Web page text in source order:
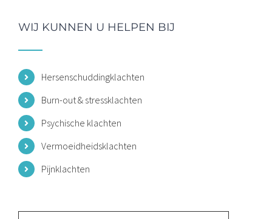
WIJ KUNNEN U HELPEN BIJ
Hersenschuddingklachten
Burn-out & stressklachten
Psychische klachten
Vermoeidheidsklachten
Pijnklachten